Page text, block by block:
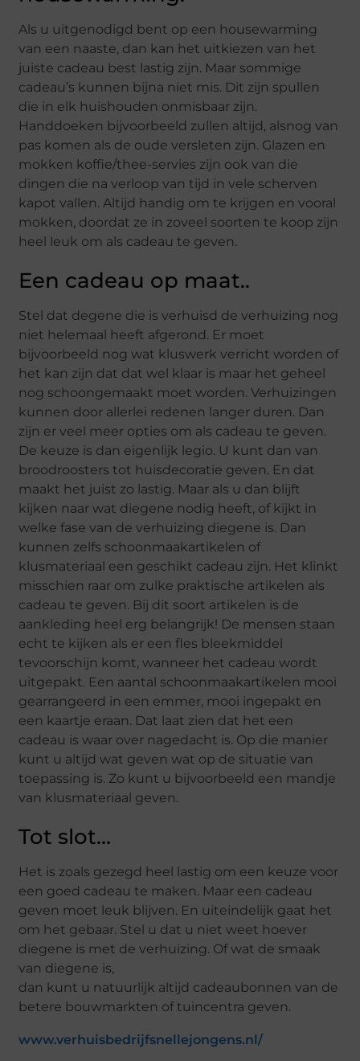
Als u uitgenodigd bent op een housewarming
van een naaste, dan kan het uitkiezen van het
juiste cadeau best lastig zijn. Maar sommige
cadeau’s kunnen bijna niet mis. Dit zijn spullen
die in elk huishouden onmisbaar zijn.
Handdoeken bijvoorbeeld zullen altijd, alsnog van
pas komen als de oude versleten zijn. Glazen en
mokken koffie/thee-servies zijn ook van die
dingen die na verloop van tijd in vele scherven
kapot vallen. Altijd handig om te krijgen en vooral
mokken, doordat ze in zoveel soorten te koop zijn
heel leuk om als cadeau te geven.
Een cadeau op maat..
Stel dat degene die is verhuisd de verhuizing nog
niet helemaal heeft afgerond. Er moet
bijvoorbeeld nog wat kluswerk verricht worden of
het kan zijn dat dat wel klaar is maar het geheel
nog schoongemaakt moet worden. Verhuizingen
kunnen door allerlei redenen langer duren. Dan
zijn er veel meer opties om als cadeau te geven.
De keuze is dan eigenlijk legio. U kunt dan van
broodroosters tot huisdecoratie geven. En dat
maakt het juist zo lastig. Maar als u dan blijft
kijken naar wat diegene nodig heeft, of kijkt in
welke fase van de verhuizing diegene is. Dan
kunnen zelfs schoonmaakartikelen of
klusmateriaal een geschikt cadeau zijn. Het klinkt
misschien raar om zulke praktische artikelen als
cadeau te geven. Bij dit soort artikelen is de
aankleding heel erg belangrijk! De mensen staan
echt te kijken als er een fles bleekmiddel
tevoorschijn komt, wanneer het cadeau wordt
uitgepakt. Een aantal schoonmaakartikelen mooi
gearrangeerd in een emmer, mooi ingepakt en
een kaartje eraan. Dat laat zien dat het een
cadeau is waar over nagedacht is. Op die manier
kunt u altijd wat geven wat op de situatie van
toepassing is. Zo kunt u bijvoorbeeld een mandje
van klusmateriaal geven.
Tot slot…
Het is zoals gezegd heel lastig om een keuze voor
een goed cadeau te maken. Maar een cadeau
geven moet leuk blijven. En uiteindelijk gaat het
om het gebaar. Stel u dat u niet weet hoever
diegene is met de verhuizing. Of wat de smaak
van diegene is,
dan kunt u natuurlijk altijd cadeaubonnen van de
betere bouwmarkten of tuincentra geven.
www.verhuisbedrijfsnellejongens.nl/